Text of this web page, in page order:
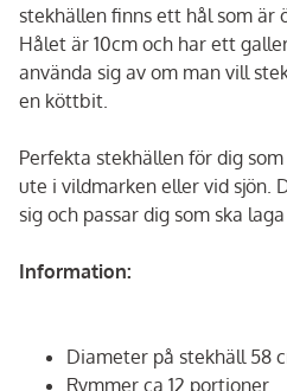
stekhällen finns ett hål som är
Hålet är 10cm och har ett
använda sig av om man vill
en köttbit.
Perfekta stekhällen för dig
ute i vildmarken eller vid sjön.
sig och passar dig som ska
Information:
Diameter på stekhäll 58
Rymmer ca 12 portioner